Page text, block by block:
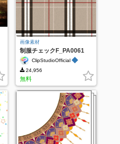
画像素材
制服チェックF_PA0061
ClipStudioOfficial ◆
24,956
無料